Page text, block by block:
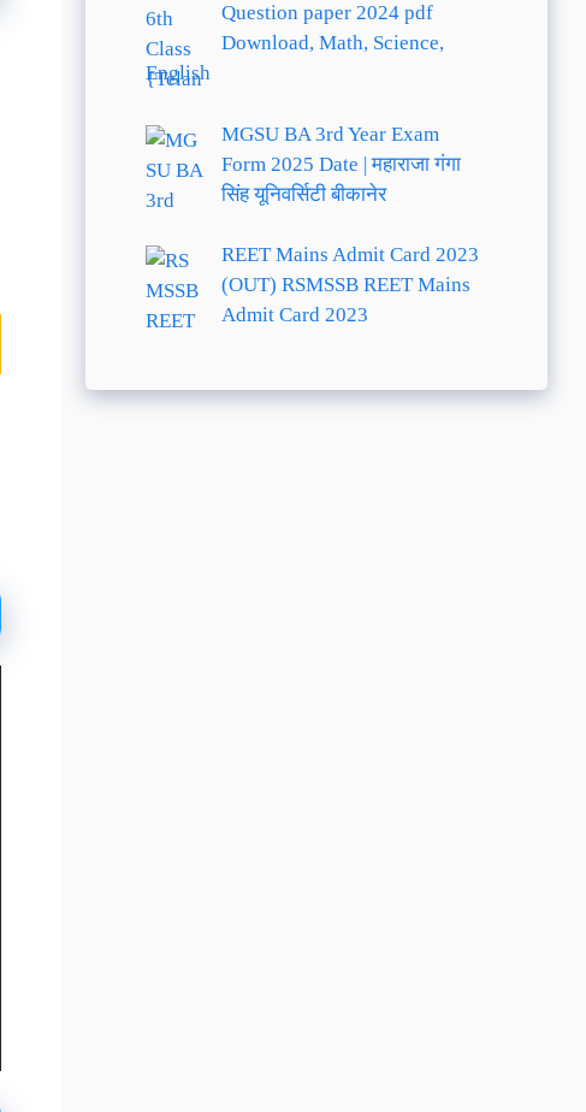
Question paper 2024 pdf
Download, Math, Science,
English
MGSU BA 3rd Year Exam
Form 2025 Date | महाराजा गंगा
सिंह यूनिवर्सिटी बीकानेर
REET Mains Admit Card 2023
(OUT) RSMSSB REET Mains
Admit Card 2023